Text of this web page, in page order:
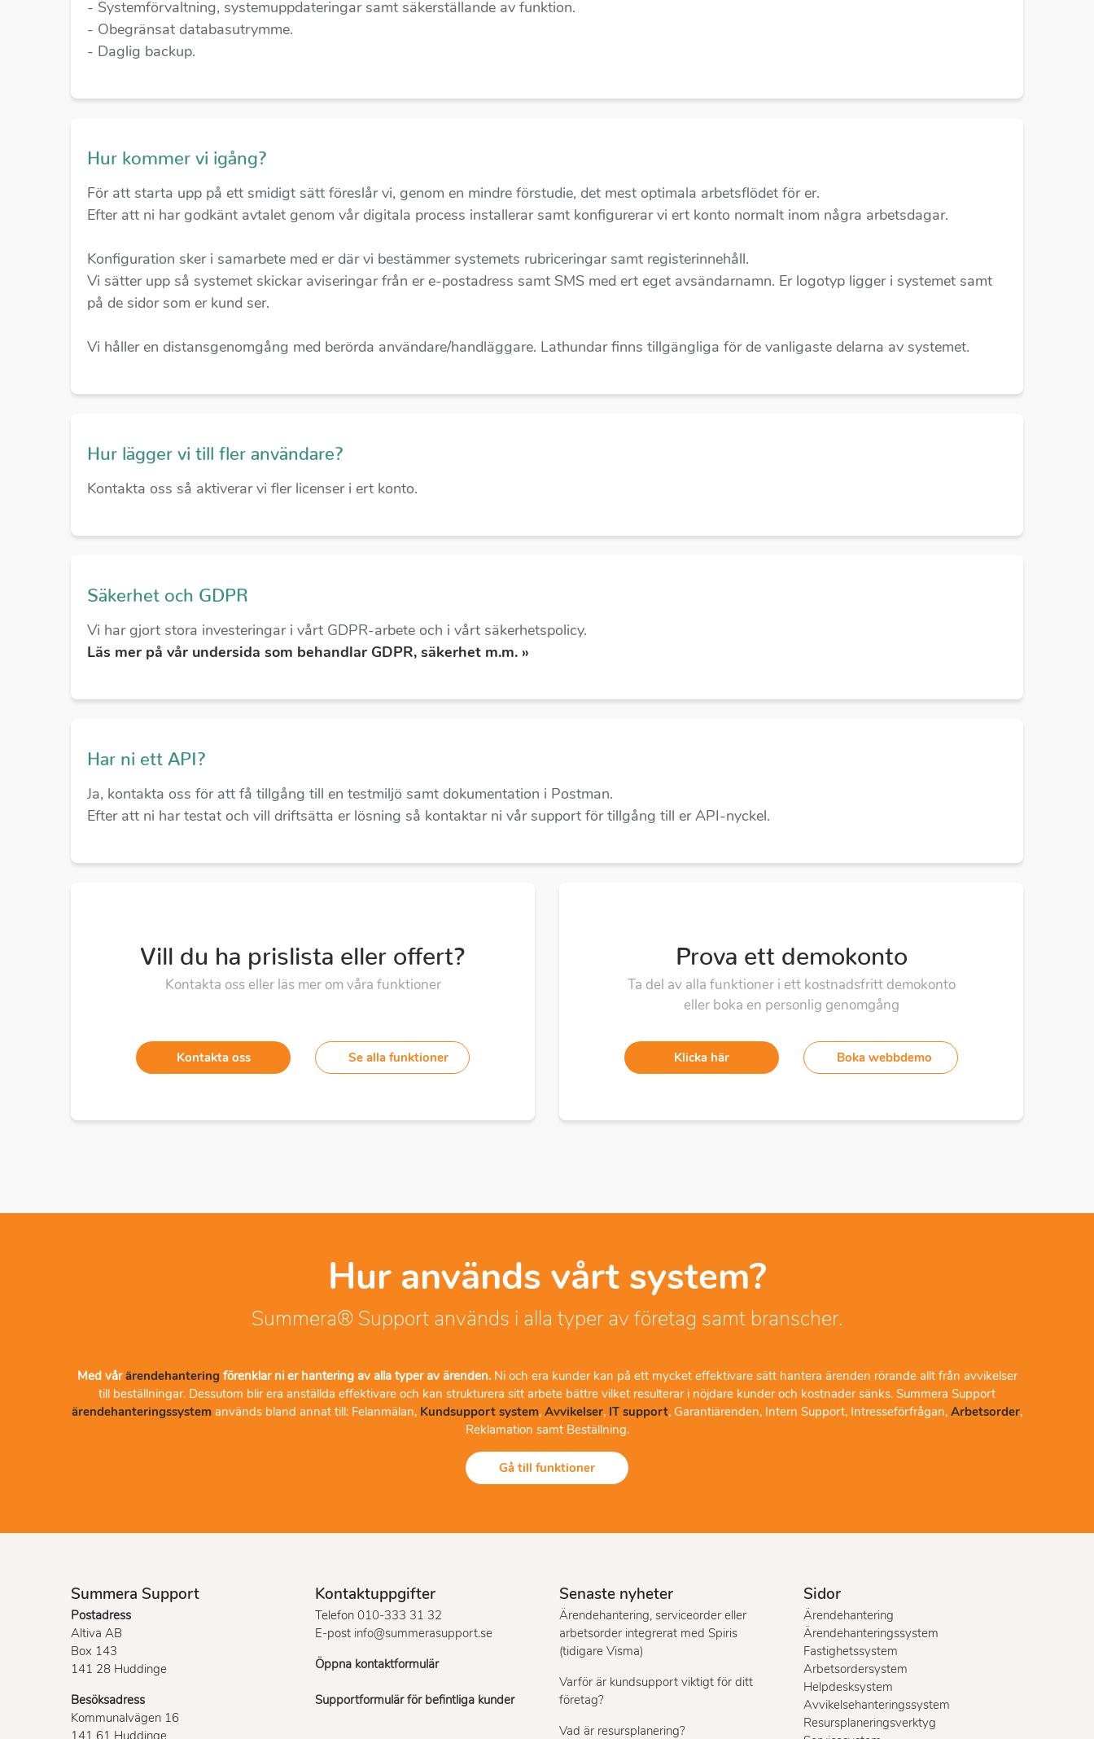
- Systemförvaltning, systemuppdateringar samt säkerställande av funktion.
- Obegränsat databasutrymme.
- Daglig backup.
Hur kommer vi igång?
För att starta upp på ett smidigt sätt föreslår vi, genom en mindre förstudie, det mest optimala arbetsflödet för er.
Efter att ni har godkänt avtalet genom vår digitala process installerar samt konfigurerar vi ert konto normalt inom några arbetsdagar.
Konfiguration sker i samarbete med er där vi bestämmer systemets rubriceringar samt registerinnehåll.
Vi sätter upp så systemet skickar aviseringar från er e-postadress samt SMS med ert eget avsändarnamn. Er logotyp ligger i systemet samt
på de sidor som er kund ser.
Vi håller en distansgenomgång med berörda användare/handläggare. Lathundar finns tillgängliga för de vanligaste delarna av systemet.
Hur lägger vi till fler användare?
Kontakta oss så aktiverar vi fler licenser i ert konto.
Säkerhet och GDPR
Vi har gjort stora investeringar i vårt GDPR-arbete och i vårt säkerhetspolicy.
Läs mer på vår undersida som behandlar GDPR, säkerhet m.m. »
Har ni ett API?
Ja, kontakta oss för att få tillgång till en testmiljö samt dokumentation i Postman.
Efter att ni har testat och vill driftsätta er lösning så kontaktar ni vår support för tillgång till er API-nyckel.
Vill du ha prislista eller offert?
Kontakta oss eller läs mer om våra funktioner
Kontakta oss Se alla funktioner
Prova ett demokonto
Ta del av alla funktioner i ett kostnadsfritt demokonto
eller boka en personlig genomgång
Klicka här Boka webbdemo
Hur används vårt system?
Summera® Support används i alla typer av företag samt branscher.
Med vårärendehanteringförenklar ni er hantering av alla typer av ärenden.Ni och era kunder kan på ett mycket effektivare sätt hantera ärenden rörande allt från avvikelser
till beställningar. Dessutom blir era anställda effektivare och kan strukturera sitt arbete bättre vilket resulterar i nöjdare kunder och kostnader sänks. Summera Support
ärendehanteringssystem används bland annat till: Felanmälan, Kundsupport system, Avvikelser, IT support, Garantiärenden, Intern Support, Intresseförfrågan, Arbetsorder,
Reklamation samt Beställning.
Gå till funktioner
Summera Support
Postadress
Altiva AB
Box 143
141 28 Huddinge
Besöksadress
Kommunalvägen 16
Kontaktuppgifter
Telefon 010-333 31 32
E-post info@summerasupport.se
Öppna kontaktformulär
Supportformulär för befintliga kunder
Senaste nyheter
Ärendehantering, serviceorder eller
arbetsorder integrerat med Spiris
(tidigare Visma)
Varför är kundsupport viktigt för ditt
företag?
Vad är resursplanering?
Sidor
Ärendehantering
Ärendehanteringssystem
Fastighetssystem
Arbetsordersystem
Helpdesksystem
Avvikelsehanteringssystem
Resursplaneringsverktyg